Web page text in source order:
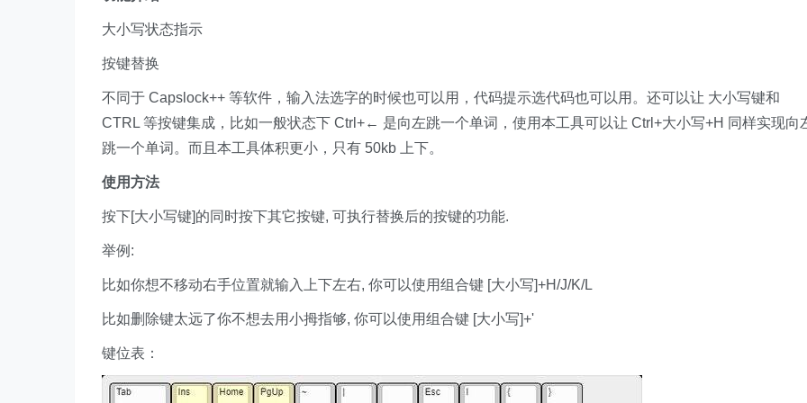
大小写状态指示
按键替换
不同于 Capslock++ 等软件，输入法选字的时候也可以用，代码提示选代码也可以用。还可以让 大小写键和
CTRL 等按键集成，比如一般状态下 Ctrl+← 是向左跳一个单词，使用本工具可以让 Ctrl+大小写+H 同样实现向
跳一个单词。而且本工具体积更小，只有 50kb 上下。
使用方法
按下[大小写键]的同时按下其它按键, 可执行替换后的按键的功能.
举例:
比如你想不移动右手位置就输入上下左右, 你可以使用组合键 [大小写]+H/J/K/L
比如删除键太远了你不想去用小拇指够, 你可以使用组合键 [大小写]+'
键位表：